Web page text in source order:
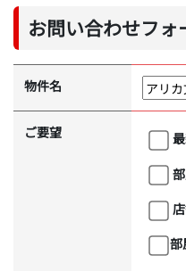
お問い合わせフォ
物件名
ご要望
部